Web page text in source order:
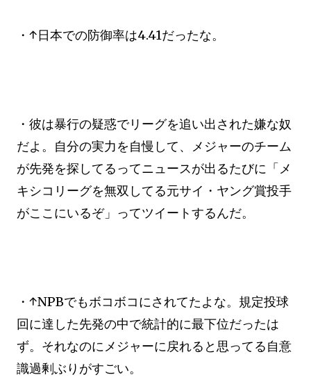
・↑日本での防御率は4.41だったな。
・彼は暴行の疑惑でリーグを追い出された嫌な奴
だよ。自分の実力を自慢して、メジャーのチーム
が先発を探してるってニュースが出るたびに「メ
キシコリーグを無双してる元サイ・ヤング賞投手
がここにいるぞ」ってツイートするんだ。
・↑NPBでもボコボコにされてたよな。規定投球
回に達した先発の中で統計的に最下位だったは
ず。それなのにメジャーに戻れると思ってる自意
識過剰ぶりがすごい。